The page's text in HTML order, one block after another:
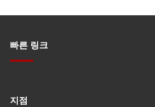
빠른 링크
지점